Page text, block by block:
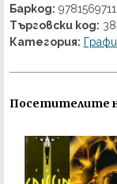
Баркод:
Търговски код:
Категория:
Посетителите